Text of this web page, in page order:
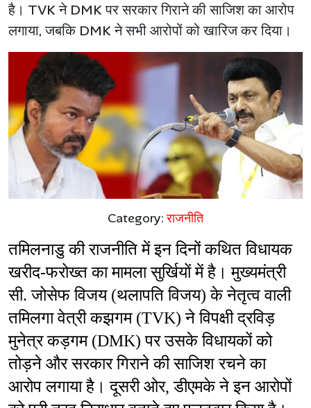
है। TVK ने DMK पर सरकार गिराने की साजिश का आरोप
लगाया, जबकि DMK ने सभी आरोपों को खारिज कर दिया।
Category:राजनीति
तमिलनाडु की राजनीति में इन दिनों कथित विधायक
खरीद-फरोख्त का मामला सुर्खियों में है। मुख्यमंत्री
सी. जोसेफ विजय (थलापति विजय) के नेतृत्व वाली
तमिलगा वेत्री कझगम (TVK) ने विपक्षी द्रविड़
मुनेत्र कड़गम (DMK) पर उसके विधायकों को
तोड़ने और सरकार गिराने की साजिश रचने का
आरोप लगाया है। दूसरी ओर, डीएमके ने इन आरोपों